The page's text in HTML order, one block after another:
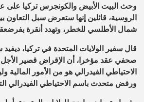
وحث البيت الأبيض والكونجرس تركيا على
الروسية، قائلين إنها ستعرض سبل التعاون
شمال الأطلسي للخطر، وتهدد أنقرة بفرض
قال سفير الولايات المتحدة في تركيا، ديفيد
صحفي عقد مؤخرا ، ن الإقراض قصير
الاحتياطي الفيدرالي هو من الأمور المالية
ورفض متحدث باسم الاحتياطي الفيدرالي